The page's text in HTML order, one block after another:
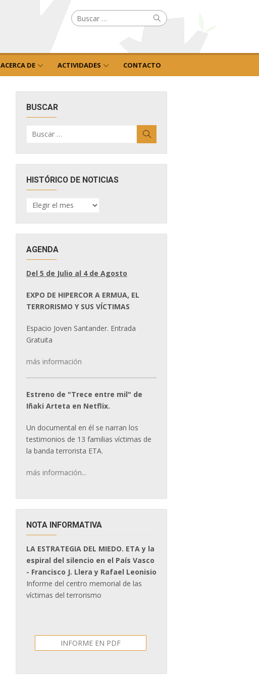
Buscar
por: Buscar
ACERCA DE ACTIVIDADES CONTACTO
BUSCAR
por:
HISTÓRICO DE NOTICIAS
HISTÓRICO
DE
AGENDA
Del 5 de Julio al 4 de Agosto
EXPO DE HIPERCOR A ERMUA, EL
TERRORISMO Y SUS VÍCTIMAS
Espacio Joven Santander. Entrada
Gratuita
más información
Estreno de "Trece entre mil" de
Iñaki Arteta en Netflix.
Un documental en él se narran los
testimonios de 13 familias víctimas de
la banda terrorista ETA.
más información...
NOTA INFORMATIVA
LA ESTRATEGIA DEL MIEDO. ETA y la
espiral del silencio en el País Vasco
- Francisco J. Llera y Rafael Leonisio
Informe del centro memorial de las
víctimas del terrorismo
INFORME EN PDF